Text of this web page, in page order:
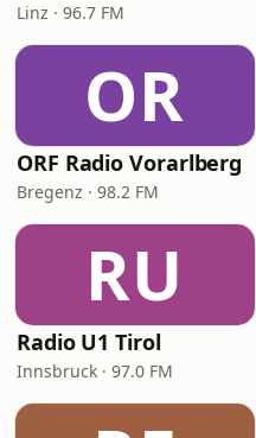
Linz · 96.7 FM
OR
ORF Radio Vorarlberg
Bregenz · 98.2 FM
RU
Radio U1 Tirol
Innsbruck · 97.0 FM